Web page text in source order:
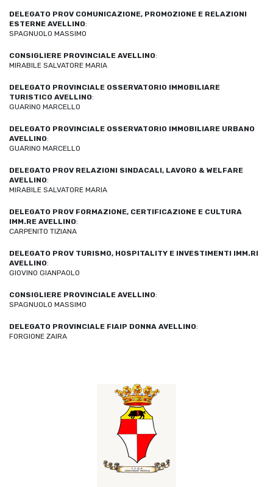
DELEGATO PROV COMUNICAZIONE, PROMOZIONE E RELAZIONI
ESTERNE AVELLINO:
SPAGNUOLO MASSIMO
CONSIGLIERE PROVINCIALE AVELLINO:
MIRABILE SALVATORE MARIA
DELEGATO PROVINCIALE OSSERVATORIO IMMOBILIARE
TURISTICO AVELLINO:
GUARINO MARCELLO
DELEGATO PROVINCIALE OSSERVATORIO IMMOBILIARE URBANO
AVELLINO:
GUARINO MARCELLO
DELEGATO PROV RELAZIONI SINDACALI, LAVORO & WELFARE
AVELLINO:
MIRABILE SALVATORE MARIA
DELEGATO PROV FORMAZIONE, CERTIFICAZIONE E CULTURA
IMM.RE AVELLINO:
CARPENITO TIZIANA
DELEGATO PROV TURISMO, HOSPITALITY E INVESTIMENTI IMM.RI
AVELLINO:
GIOVINO GIANPAOLO
CONSIGLIERE PROVINCIALE AVELLINO:
SPAGNUOLO MASSIMO
DELEGATO PROVINCIALE FIAIP DONNA AVELLINO:
FORGIONE ZAIRA